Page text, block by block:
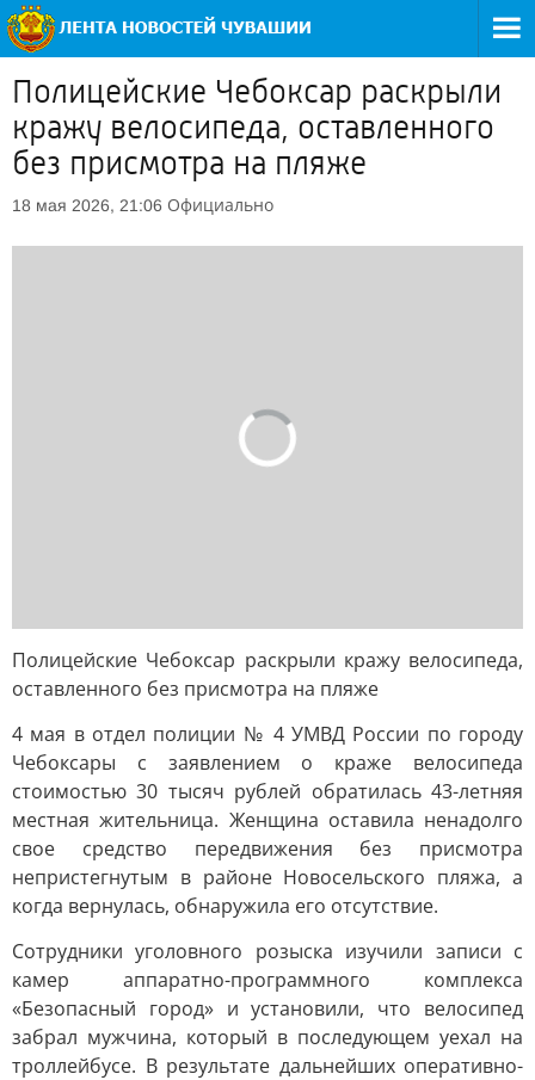
Полицейские Чебоксар раскрыли
кражу велосипеда, оставленного
без присмотра на пляже
18 мая 2026, 21:06 Официально
Полицейские Чебоксар раскрыли кражу велосипеда,
оставленного без присмотра на пляже
4 мая в отдел полиции № 4 УМВД России по городу
Чебоксары с заявлением о краже велосипеда
стоимостью 30 тысяч рублей обратилась 43-летняя
местная жительница. Женщина оставила ненадолго
свое средство передвижения без присмотра
непристегнутым в районе Новосельского пляжа, а
когда вернулась, обнаружила его отсутствие.
Сотрудники уголовного розыска изучили записи с
камер аппаратно-программного комплекса
«Безопасный город» и установили, что велосипед
забрал мужчина, который в последующем уехал на
троллейбусе. В результате дальнейших оперативно-